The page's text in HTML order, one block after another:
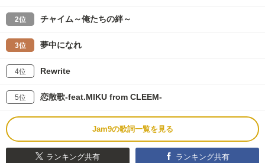
2位 チャイム～俺たちの絆～
3位 夢中になれ
4位 Rewrite
5位 恋散歌-feat.MIKU from CLEEM-
Jam9の歌詞一覧を見る
ランキング共有 ランキング共有